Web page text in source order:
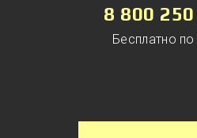
8 800
Бесплатно